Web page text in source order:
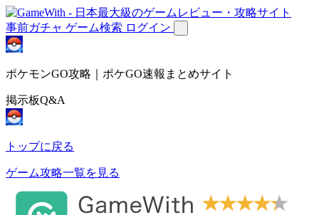
事前ガチャ ゲーム検索 ログイン
ポケモンGO攻略｜ポケGO速報まとめサイト
掲示板Q&A
トップに戻る
ゲーム攻略一覧を見る